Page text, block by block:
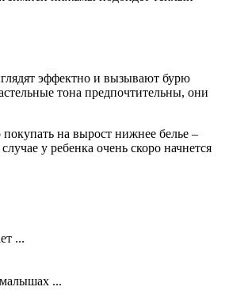
эффектно и вызывают бурю
тона предпочтительны, они
на вырост нижнее белье –
у ребенка очень скоро начнется
...
малышах ...